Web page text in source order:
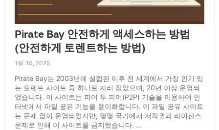
Pirate Bay 안전하게 액세스하는 방법
(안전하게 토렌트하는 방법)
1월 30, 2025
Pirate Bay는 2003년에 설립된 이후 전 세계에서 가장 인기 있
는 토렌트 사이트 중 하나로 자리 잡았으며, 20년 이상 운영되
었습니다. 이 사이트는 피어 투 피어(P2P) 기술을 이용하여 인
터넷에서 파일 공유 기능을 용이화합니다. 이 파일 공유 사이트
는 문제 없이 운영되었지만, 몇몇 국가에서 저작권과 라이선스
문제로 인해 이 사이트를 금지했습니다. ...